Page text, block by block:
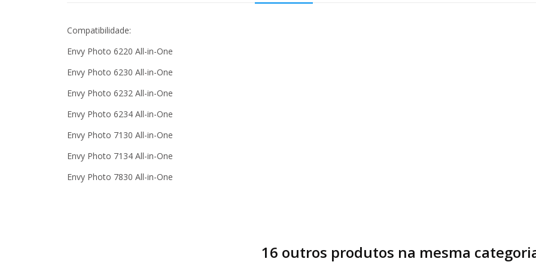
Compatibilidade:
Envy Photo 6220 All-in-One
Envy Photo 6230 All-in-One
Envy Photo 6232 All-in-One
Envy Photo 6234 All-in-One
Envy Photo 7130 All-in-One
Envy Photo 7134 All-in-One
Envy Photo 7830 All-in-One
16 outros produtos na mesma